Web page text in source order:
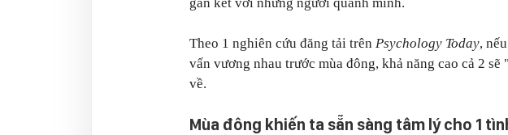
Theo 1 nghiên cứu đăng tải trên Psychology Today,
vấn vương nhau trước mùa đông, khả năng cao cả 2
về.
Mùa đông khiến ta sẵn sàng tâm lý cho 1